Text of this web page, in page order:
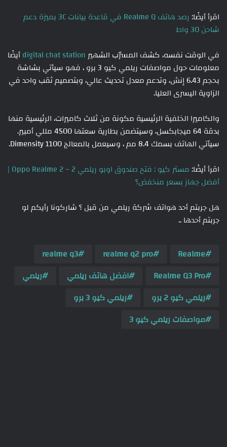
اقرأ أيضًا:
رصد هاتف Realme Q في قاعدة بيانات 3C بميزة دعم
شاحن 30 واط
في الوقت نفسه، كشف المسرّب الشهيرdigital chat stationأيضًا
معلومات حول مواصفات ريلمي كيو 3 برو ، فهو سيأتي بشاشة
بحجم 6.43 إنش، وتدعم معدل تحديث عالي، وبتصميم ثقب واحد في
الزاوية اليسرى العليا.
والكاميرا الخلفية الرئيسية مكونة من ثلاث كاميرات، الرئيسية منها
بدقة 64 ميجابكسل، وسيتضمن بطارية سعتها 4500 مللي أمبير.
سيأتي الهاتف بسمك 8.4 مم ، وسيعمل بالمعالج Dimensity 1100.
اقرأ أيضًا:
مستر كيو : فتح صندوق اوبو ريلمي 2 – Oppo Realme 2 |
أفضل جهاز بسعر منخفض؟
هل جربتم أحد هواتف شركة ريلمي من قبل ؟ شاركونا رأيكم لو
جربتم أحدها ..
Realme
realme q2 pro
realme q3
Realme Q3 Pro
افضل هاتف ريلمي
ريلمي
ريلمي كيو 2 برو
ريلمي كيو 3 برو
مواصفات ريلمي كيو 3